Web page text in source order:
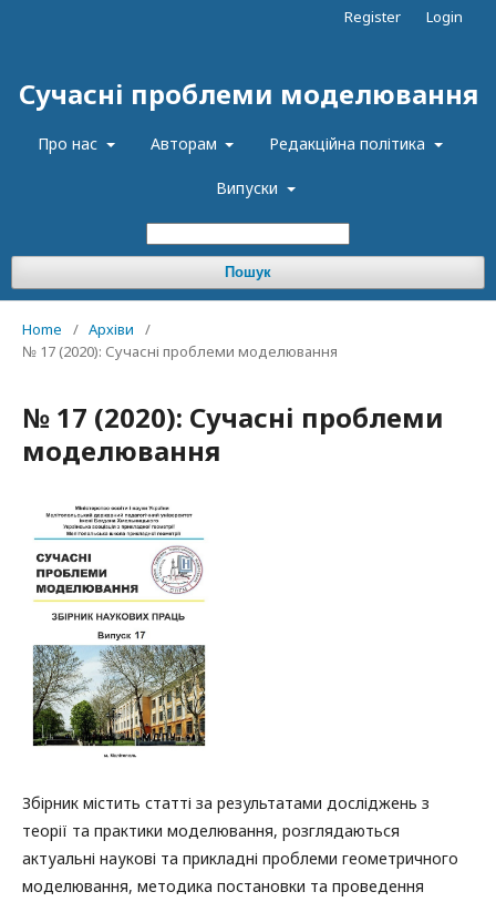
Сучасні проблеми моделювання
Про нас Авторам Редакційна політика
Випуски
Пошук
Register Login
Home / Архіви
/
№ 17 (2020): Сучасні проблеми моделювання
№ 17 (2020): Сучасні проблеми
моделювання
Збірник містить статті за результатами досліджень з
теорії та практики моделювання, розглядаються
актуальні наукові та прикладні проблеми геометричного
моделювання, методика постановки та проведення